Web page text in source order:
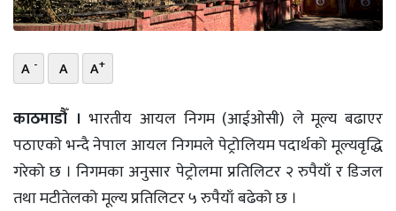
खोज
प्रोफाइल
विशेष
A - A A+
काठमाडौँ । भारतीय आयल निगम (आईओसी) ले मूल्य बढाएर
पठाएकाे भन्दै नेपाल आयल निगमले पेट्रोलियम पदार्थको मूल्यवृद्धि
गरेको छ । निगमका अनुसार पेट्रोलमा प्रतिलिटर २ रुपैयाँ र डिजल
तथा मटीतेलको मूल्य प्रतिलिटर ५ रुपैयाँ बढेको छ ।